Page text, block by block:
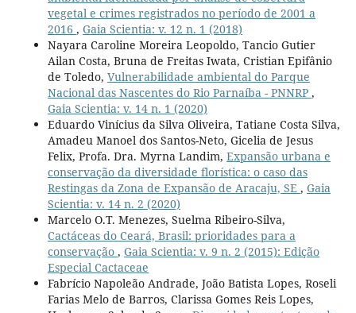
vegetal e crimes registrados no período de 2001 a
2016 , Gaia Scientia: v. 12 n. 1 (2018)
Nayara Caroline Moreira Leopoldo, Tancio Gutier
Ailan Costa, Bruna de Freitas Iwata, Cristian Epifânio
de Toledo, Vulnerabilidade ambiental do Parque
Nacional das Nascentes do Rio Parnaíba - PNNRP ,
Gaia Scientia: v. 14 n. 1 (2020)
Eduardo Vinícius da Silva Oliveira, Tatiane Costa Silva,
Amadeu Manoel dos Santos-Neto, Gicelia de Jesus
Felix, Profa. Dra. Myrna Landim, Expansão urbana e
conservação da diversidade florística: o caso das
Restingas da Zona de Expansão de Aracaju, SE , Gaia
Scientia: v. 14 n. 2 (2020)
Marcelo O.T. Menezes, Suelma Ribeiro-Silva,
Cactáceas do Ceará, Brasil: prioridades para a
conservação , Gaia Scientia: v. 9 n. 2 (2015): Edição
Especial Cactaceae
Fabrício Napoleão Andrade, João Batista Lopes, Roseli
Farias Melo de Barros, Clarissa Gomes Reis Lopes,